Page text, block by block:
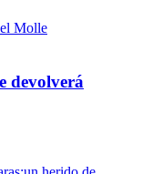
devolverá